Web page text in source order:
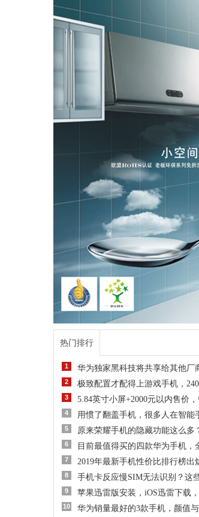
热门排行
1 华为独家黑科技将共享给其他厂
2 极致配置才配得上游戏手机，
3 5.84英寸小屏+2000元以内售价
4 用惯了翻盖手机，很多人在智能
5 原来荣耀手机的隐藏功能这么多
6 目前最值得买的四款华为手机，
7 2019年最新手机性价比排行榜出
8 手机卡反应慢SIM无法识别？这
9 苹果迅雷版安装，iOS迅雷下载
10 华为销量最好的3款手机，颜值